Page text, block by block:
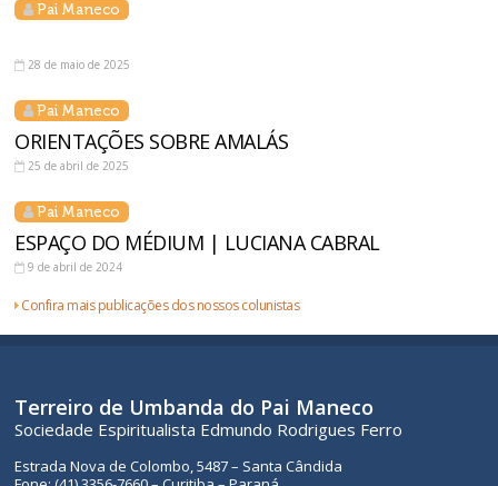
Pai Maneco
28 de maio de 2025
Pai Maneco
ORIENTAÇÕES SOBRE AMALÁS
25 de abril de 2025
Pai Maneco
ESPAÇO DO MÉDIUM | LUCIANA CABRAL
9 de abril de 2024
Confira mais publicações dos nossos colunistas
Terreiro de Umbanda do Pai Maneco
Sociedade Espiritualista Edmundo Rodrigues Ferro
Estrada Nova de Colombo, 5487 – Santa Cândida